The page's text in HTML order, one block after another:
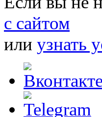
с сайтом
или узнать